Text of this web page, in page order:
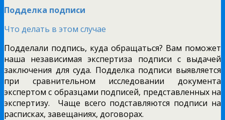
Подделка подписи
Что делать в этом случае
Подделали подпись, куда обращаться? Вам поможет
наша независимая экспертиза подписи с выдачей
заключения для суда. Подделка подписи выявляется
при сравнительном исследовании документа
экспертом с образцами подписей, представленных на
экспертизу. Чаще всего подставляются подписи на
расписках, завещаниях, договорах.